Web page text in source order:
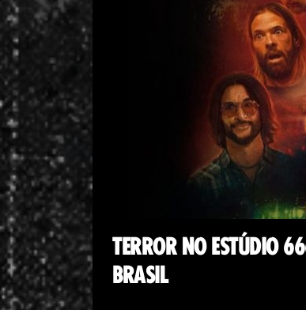
TERROR NO ESTÚDIO
BRASIL